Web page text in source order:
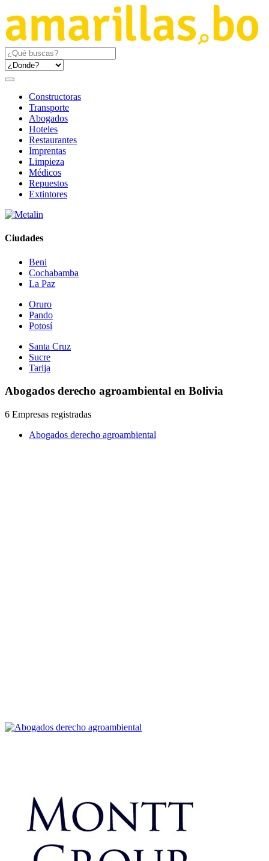
Constructoras
Transporte
Abogados
Hoteles
Restaurantes
Imprentas
Limpieza
Médicos
Repuestos
Extintores
Ciudades
Beni
Cochabamba
La Paz
Oruro
Pando
Potosí
Santa Cruz
Sucre
Tarija
Abogados derecho agroambiental en Bolivia
6 Empresas registradas
Abogados derecho agroambiental